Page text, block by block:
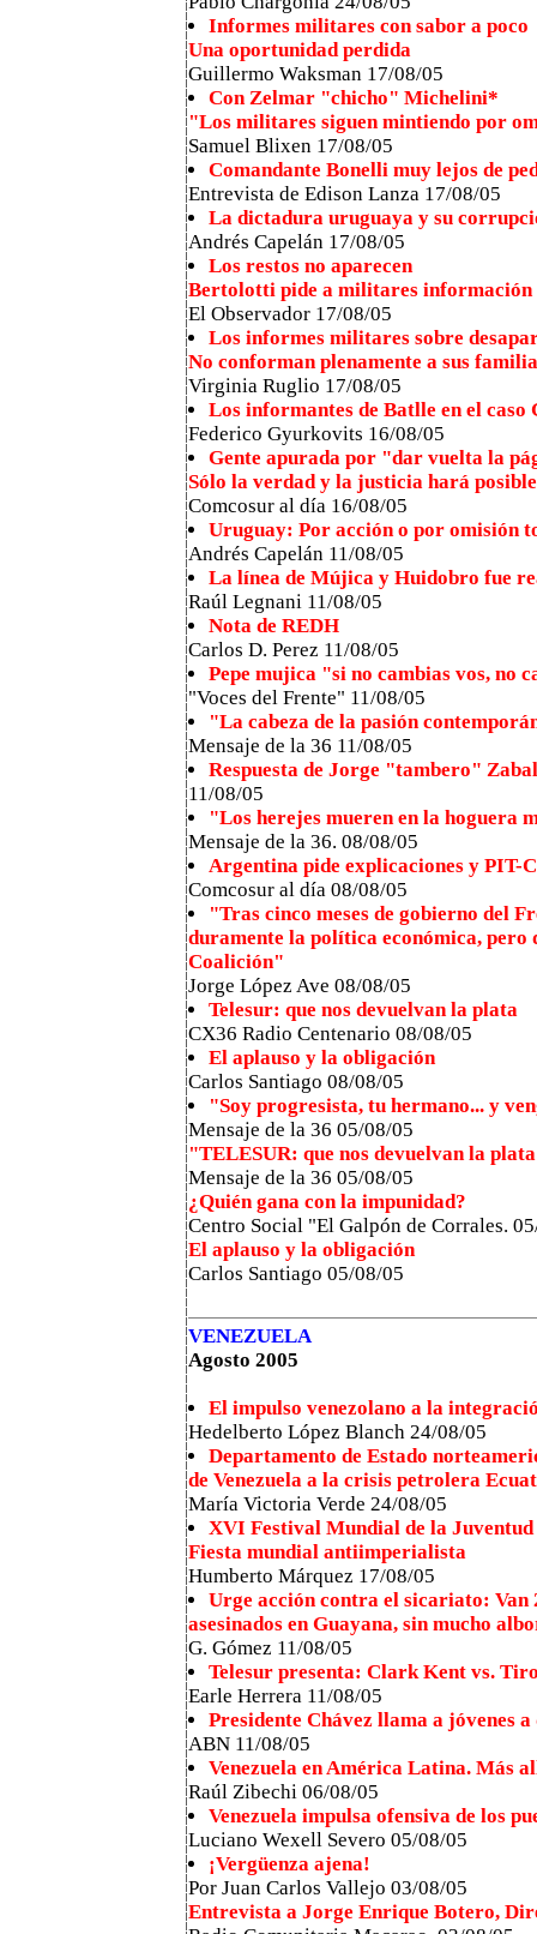
Informes militares con sabor a poco
Una oportunidad perdida
Guillermo Waksman 17/08/05
Con Zelmar "chicho" Michelini*
"Los militares siguen mintiendo por
Samuel Blixen 17/08/05
Comandante Bonelli muy lejos de
Entrevista de Edison Lanza 17/08/05
La dictadura uruguaya y su
Andrés Capelán 17/08/05
Los restos no aparecen
Bertolotti pide a militares información
El Observador 17/08/05
Los informes militares sobre
No conforman plenamente a sus
Virginia Ruglio 17/08/05
Los informantes de Batlle en el caso
Federico Gyurkovits 16/08/05
Gente apurada por "dar vuelta la
Sólo la verdad y la justicia hará
Comcosur al día 16/08/05
Uruguay: Por acción o por omisión
Andrés Capelán 11/08/05
La línea de Mújica y Huidobro fue
Raúl Legnani 11/08/05
Nota de REDH
Carlos D. Perez 11/08/05
Pepe mujica "si no cambias vos, no
"Voces del Frente" 11/08/05
"La cabeza de la pasión
Mensaje de la 36 11/08/05
Respuesta de Jorge "tambero"
11/08/05
"Los herejes mueren en la hoguera
Mensaje de la 36. 08/08/05
Argentina pide explicaciones y PIT-
Comcosur al día 08/08/05
"Tras cinco meses de gobierno del
duramente la política económica, pero
Coalición"
Jorge López Ave 08/08/05
Telesur: que nos devuelvan la plata
CX36 Radio Centenario 08/08/05
El aplauso y la obligación
Carlos Santiago 08/08/05
"Soy progresista, tu hermano... y
Mensaje de la 36 05/08/05
"TELESUR: que nos devuelvan la
Mensaje de la 36 05/08/05
¿Quién gana con la impunidad?
Centro Social "El Galpón de Corrales.
El aplauso y la obligación
Carlos Santiago 05/08/05
VENEZUELA
Agosto 2005
El impulso venezolano a la
Hedelberto López Blanch 24/08/05
Departamento de Estado
de Venezuela a la crisis petrolera
María Victoria Verde 24/08/05
XVI Festival Mundial de la Juventud
Fiesta mundial antiimperialista
Humberto Márquez 17/08/05
Urge acción contra el sicariato: Van
asesinados en Guayana, sin mucho
G. Gómez 11/08/05
Telesur presenta: Clark Kent vs.
Earle Herrera 11/08/05
Presidente Chávez llama a jóvenes
ABN 11/08/05
Venezuela en América Latina. Más
Raúl Zibechi 06/08/05
Venezuela impulsa ofensiva de los
Luciano Wexell Severo 05/08/05
¡Vergüenza ajena!
Por Juan Carlos Vallejo 03/08/05
Entrevista a Jorge Enrique Botero,